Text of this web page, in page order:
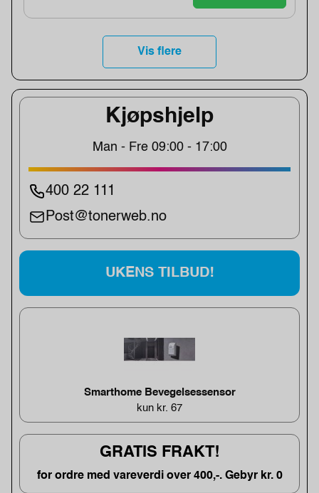
Kjøpshjelp
Man - Fre 09:00 - 17:00
400 22 111
Post@tonerweb.no
UKENS TILBUD!
Smarthome Bevegelsessensor
kun kr. 67
GRATIS FRAKT!
for ordre med vareverdi over 400,-. Gebyr kr. 0
Vis flere